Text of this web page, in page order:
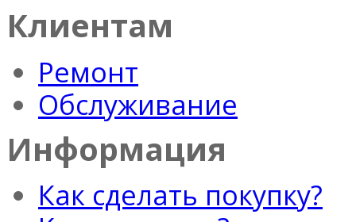
Клиентам
Ремонт
Обслуживание
Информация
Как сделать покупку?